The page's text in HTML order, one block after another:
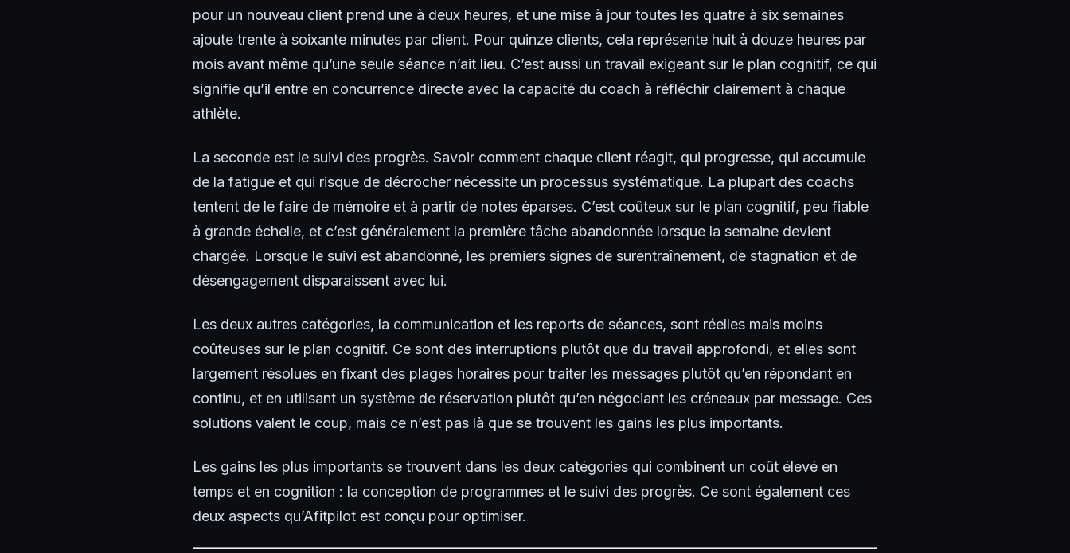
pour un nouveau client prend une à deux heures, et une mise à jour toutes les quatre à six semaines
ajoute trente à soixante minutes par client. Pour quinze clients, cela représente huit à douze heures par
mois avant même qu’une seule séance n’ait lieu. C’est aussi un travail exigeant sur le plan cognitif, ce qui
signifie qu’il entre en concurrence directe avec la capacité du coach à réfléchir clairement à chaque
athlète.
La seconde est le suivi des progrès. Savoir comment chaque client réagit, qui progresse, qui accumule
de la fatigue et qui risque de décrocher nécessite un processus systématique. La plupart des coachs
tentent de le faire de mémoire et à partir de notes éparses. C’est coûteux sur le plan cognitif, peu fiable
à grande échelle, et c’est généralement la première tâche abandonnée lorsque la semaine devient
chargée. Lorsque le suivi est abandonné, les premiers signes de surentraînement, de stagnation et de
désengagement disparaissent avec lui.
Les deux autres catégories, la communication et les reports de séances, sont réelles mais moins
coûteuses sur le plan cognitif. Ce sont des interruptions plutôt que du travail approfondi, et elles sont
largement résolues en fixant des plages horaires pour traiter les messages plutôt qu’en répondant en
continu, et en utilisant un système de réservation plutôt qu’en négociant les créneaux par message. Ces
solutions valent le coup, mais ce n’est pas là que se trouvent les gains les plus importants.
Les gains les plus importants se trouvent dans les deux catégories qui combinent un coût élevé en
temps et en cognition : la conception de programmes et le suivi des progrès. Ce sont également ces
deux aspects qu’Afitpilot est conçu pour optimiser.